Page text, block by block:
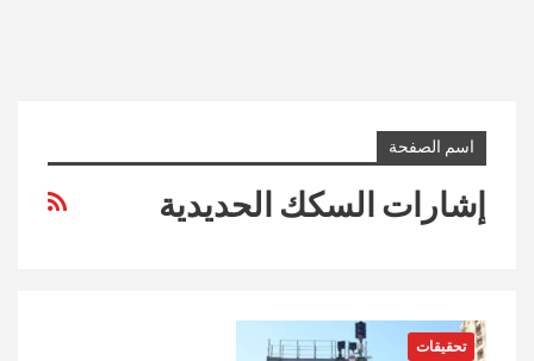
اسم الصفحة
إشارات السكك الحديدية
تحقيقات